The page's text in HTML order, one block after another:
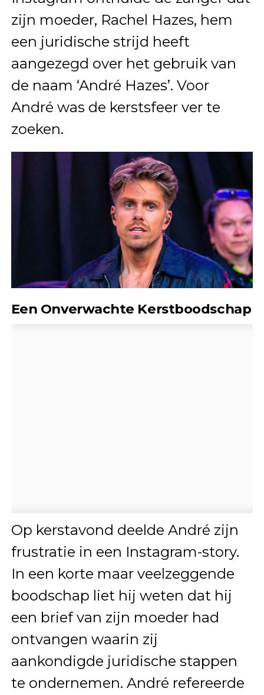
zijn moeder, Rachel Hazes, hem
een juridische strijd heeft
aangezegd over het gebruik van
de naam ‘André Hazes’. Voor
André was de kerstsfeer ver te
zoeken.
Een Onverwachte Kerstboodschap
Op kerstavond deelde André zijn
frustratie in een Instagram-story.
In een korte maar veelzeggende
boodschap liet hij weten dat hij
een brief van zijn moeder had
ontvangen waarin zij
aankondigde juridische stappen
te ondernemen. André refereerde